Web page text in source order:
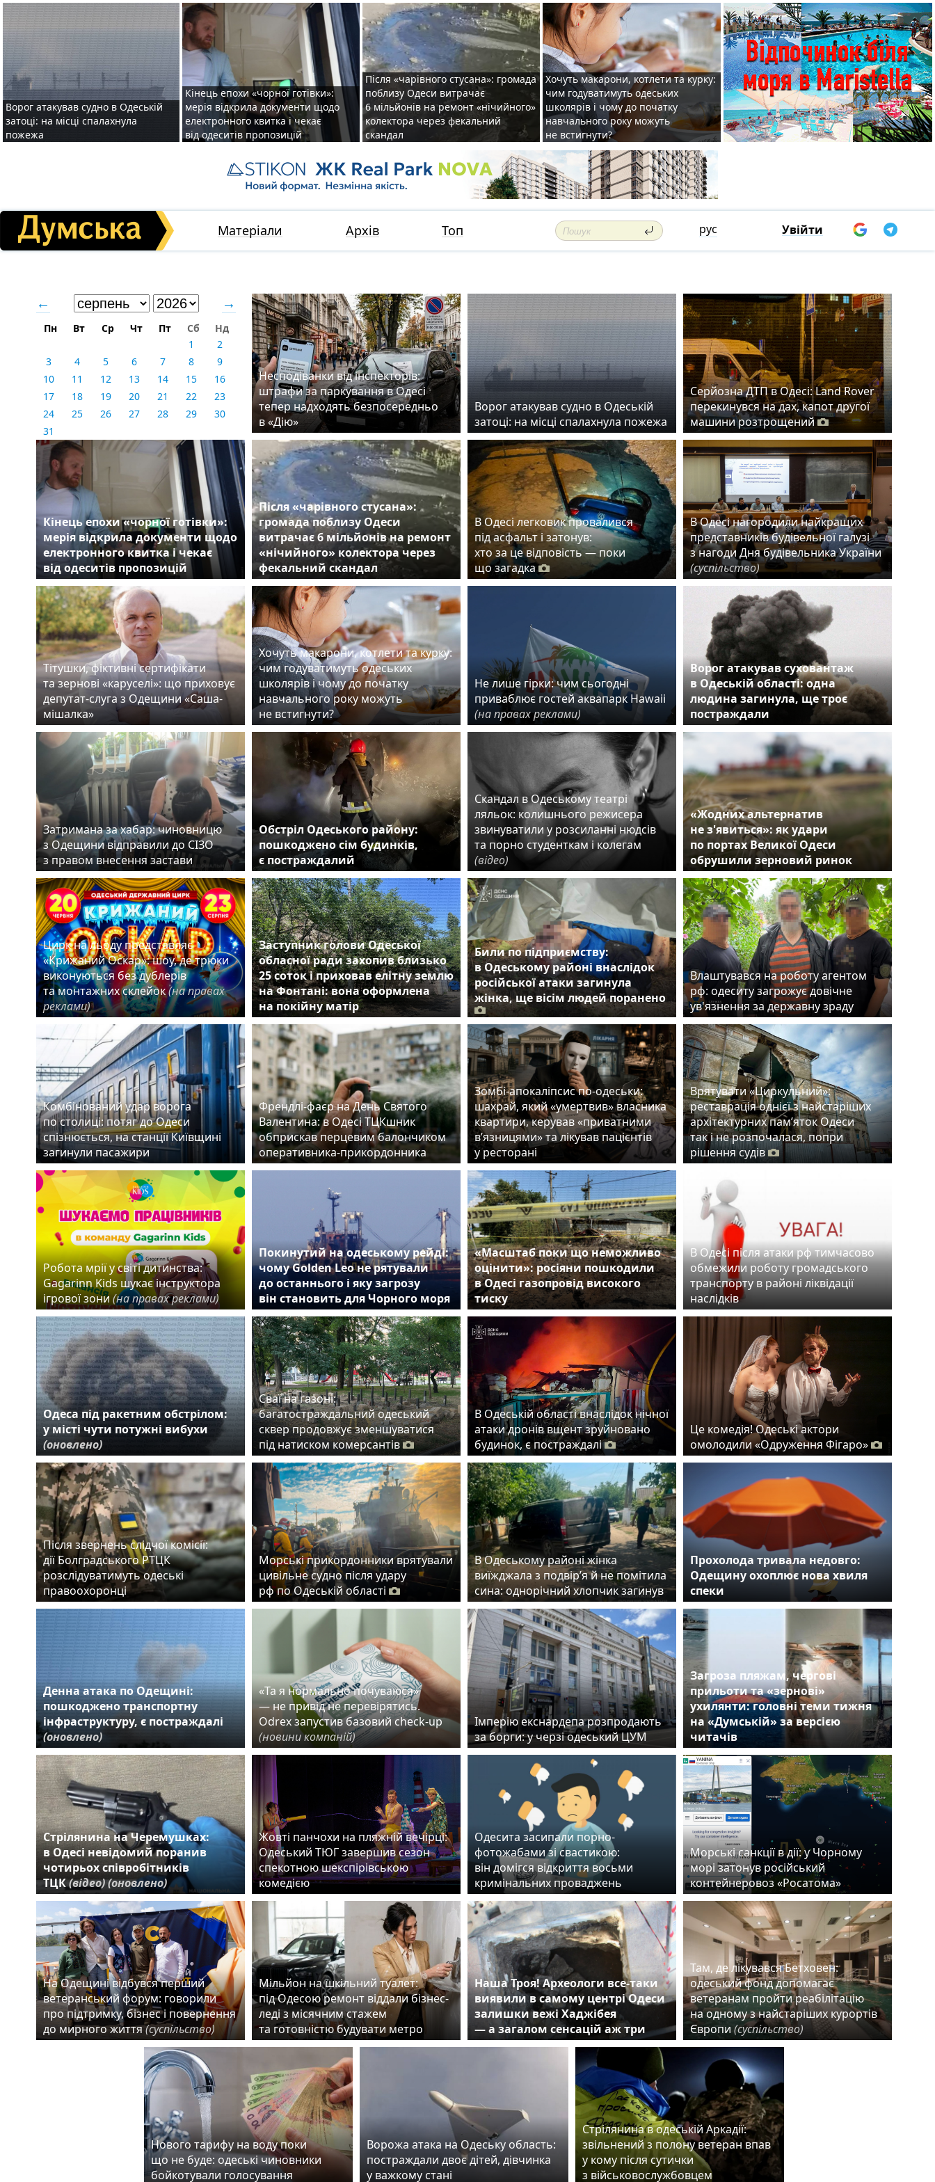
Ворог атакував судно в Одеській
затоці: на місці спалахнула
пожежа
Кінець епохи «чорної готівки»:
мерія відкрила документи щодо
електронного квитка і чекає
від одеситів пропозицій
Після «чарівного стусана»: громада
поблизу Одеси витрачає
6 мільйонів на ремонт «нічийного»
колектора через фекальний
скандал
Хочуть макарони, котлети та курку:
чим годуватимуть одеських
школярів і чому до початку
навчального року можуть
не встигнути?
Матеріали Архів Топ рус Увійти
← →
Пн Вт Ср Чт Пт Сб
Нд
1
2
3
4 5 6 7 8
9
10
11 12 13 14 15
16
17
18 19 20 21 22
23
24
25 26 27 28 29
30
31
Несподіванки від інспекторів:
штрафи за паркування в Одесі
тепер надходять безпосередньо
в «Дію»
Ворог атакував судно в Одеській
затоці: на місці спалахнула пожежа
Серйозна ДТП в Одесі: Land Rover
перекинувся на дах, капот другої
машини розтрощений
Кінець епохи «чорної готівки»:
мерія відкрила документи щодо
електронного квитка і чекає
від одеситів пропозицій
Після «чарівного стусана»:
громада поблизу Одеси
витрачає 6 мільйонів на ремонт
«нічийного» колектора через
фекальний скандал
В Одесі легковик провалився
під асфальт і затонув:
хто за це відповість — поки
що загадка
В Одесі нагородили найкращих
представників будівельної галузі
з нагоди Дня будівельника України
(суспільство)
Тітушки, фіктивні сертифікати
та зернові «каруселі»: що приховує
депутат-слуга з Одещини «Саша-
мішалка»
Хочуть макарони, котлети та курку:
чим годуватимуть одеських
школярів і чому до початку
навчального року можуть
не встигнути?
Не лише гірки: чим сьогодні
приваблює гостей аквапарк Hawaii
(на правах реклами)
Ворог атакував суховантаж
в Одеській області: одна
людина загинула, ще троє
постраждали
Затримана за хабар: чиновницю
з Одещини відправили до СІЗО
з правом внесення застави
Обстріл Одеського району:
пошкоджено сім будинків,
є постраждалий
Скандал в Одеському театрі
ляльок: колишнього режисера
звинуватили у розсиланні нюдсів
та порно студенткам і колегам
(відео)
«Жодних альтернатив
не з'явиться»: як удари
по портах Великої Одеси
обрушили зерновий ринок
Цирк на льоду представляє
«Крижаний Оскар»: шоу, де трюки
виконуються без дублерів
та монтажних склейок(на правах
реклами)
Заступник голови Одеської
обласної ради захопив близько
25 соток і приховав елітну землю
на Фонтані: вона оформлена
на покійну матір
Били по підприємству:
в Одеському районі внаслідок
російської атаки загинула
жінка, ще вісім людей поранено
Влаштувався на роботу агентом
рф: одеситу загрожує довічне
ув'язнення за державну зраду
Комбінований удар ворога
по столиці: потяг до Одеси
спізнюється, на станції Київщині
загинули пасажири
Френдлі-фаєр на День Святого
Валентина: в Одесі ТЦКшник
обприскав перцевим балончиком
оперативника-прикордонника
Зомбі-апокаліпсис по-одеськи:
шахрай, який «умертвив» власника
квартири, керував «приватними
в’язницями» та лікував пацієнтів
у ресторані
Врятувати «Циркульний»:
реставрація однієї з найстаріших
архітектурних пам’яток Одеси
так і не розпочалася, попри
рішення судів
Робота мрії у світі дитинства:
Gagarinn Kids шукає інструктора
ігрової зони(на правах реклами)
Покинутий на одеському рейді:
чому Golden Leo не рятували
до останнього і яку загрозу
він становить для Чорного моря
«Масштаб поки що неможливо
оцінити»: росіяни пошкодили
в Одесі газопровід високого
тиску
В Одесі після атаки рф тимчасово
обмежили роботу громадського
транспорту в районі ліквідації
наслідків
Одеса під ракетним обстрілом:
у місті чути потужні вибухи
(оновлено)
Сваї на газоні:
багатостраждальний одеський
сквер продовжує зменшуватися
під натиском комерсантів
В Одеській області внаслідок нічної
атаки дронів вщент зруйновано
будинок, є постраждалі
Це комедія! Одеські актори
омолодили «Одруження Фігаро»
Після звернень слідчої комісії:
дії Болградського РТЦК
розслідуватимуть одеські
правоохоронці
Морські прикордонники врятували
цивільне судно після удару
рф по Одеській області
В Одеському районі жінка
виїжджала з подвір’я й не помітила
сина: однорічний хлопчик загинув
Прохолода тривала недовго:
Одещину охоплює нова хвиля
спеки
Денна атака по Одещині:
пошкоджено транспортну
інфраструктуру, є постраждалі
(оновлено)
«Та я нормально почуваюся»
— не привід не перевірятись.
Odrex запустив базовий check-up
(новини компаній)
Імперію екснардепа розпродають
за борги: у черзі одеський ЦУМ
Загроза пляжам, чергові
прильоти та «зернові»
ухилянти: головні теми тижня
на «Думській» за версією
читачів
Стрілянина на Черемушках:
в Одесі невідомий поранив
чотирьох співробітників
ТЦК(відео)(оновлено)
Жовті панчохи на пляжній вечірці:
Одеський ТЮГ завершив сезон
спекотною шекспірівською
комедією
Одесита засипали порно-
фотожабами зі свастикою:
він домігся відкриття восьми
кримінальних проваджень
Морські санкції в дії: у Чорному
морі затонув російський
контейнеровоз «Росатома»
На Одещині відбувся перший
ветеранський форум: говорили
про підтримку, бізнес і повернення
до мирного життя(суспільство)
Мільйон на шкільний туалет:
під Одесою ремонт віддали бізнес-
леді з місячним стажем
та готовністю будувати метро
Наша Троя! Археологи все-таки
виявили в самому центрі Одеси
залишки вежі Хаджібея
— а загалом сенсацій аж три
Там, де лікувався Бетховен:
одеський фонд допомагає
ветеранам пройти реабілітацію
на одному з найстаріших курортів
Європи (суспільство)
Нового тарифу на воду поки
що не буде: одеські чиновники
бойкотували голосування
Ворожа атака на Одеську область:
постраждали двоє дітей, дівчинка
у важкому стані
Стрілянина в одеській Аркадії:
звільнений з полону ветеран впав
у кому після сутички
з військовослужбовцем